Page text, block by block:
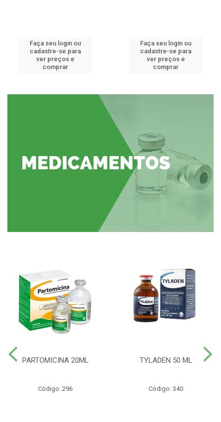
Faça seu login ou
cadastre-se para
ver preços e
comprar
Faça seu login ou
cadastre-se para
ver preços e
comprar
PARTOMICINA 20ML
Código: 296
TYLADEN 50 ML
Código: 340